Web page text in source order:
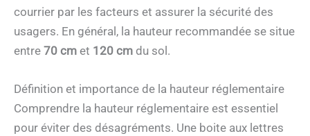
courrier par les facteurs et assurer la sécurité des
usagers. En général, la hauteur recommandée se situe
entre 70 cm et 120 cm du sol.
Définition et importance de la hauteur réglementaire
Comprendre la hauteur réglementaire est essentiel
pour éviter des désagréments. Une boite aux lettres